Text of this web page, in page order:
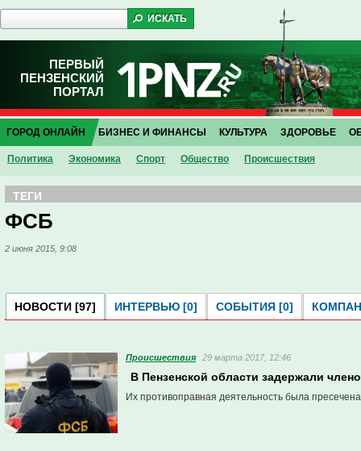
ПЕРВЫЙ
ПЕНЗЕНСКИЙ
ПОРТАЛ
ГОРОД ОНЛАЙН
Политика Экономика Спорт Общество Проиcшествия
БИЗНЕС И ФИНАНСЫ КУЛЬТУРА ЗДОРОВЬЕ
ТЕГИ
ФСБ
2 июня 2015, 9:08
НОВОСТИ [97] ИНТЕРВЬЮ [0] СОБЫТИЯ [0]
Проиcшествия 29 марта 2017, 12:46
В Пензенской области задержали
Их противоправная деятельность была